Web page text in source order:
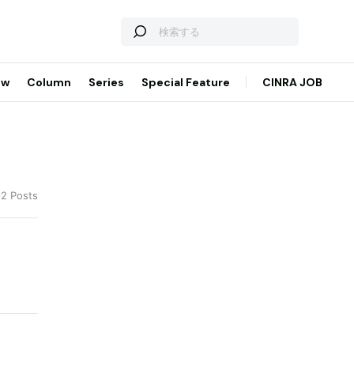
Column Series Special Feature CINRA JOB
Posts